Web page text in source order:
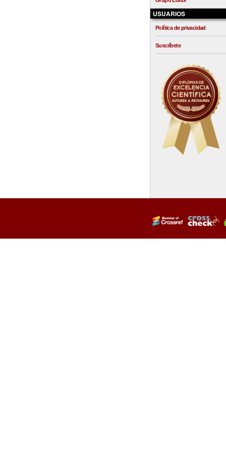
USUARIOS
Política de privacidad
Suscríbete